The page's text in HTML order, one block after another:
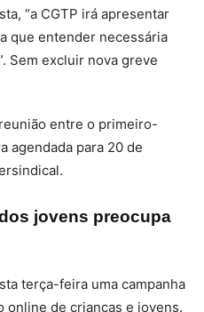
“a CGTP irá apresentar
que entender necessária
Sem excluir nova greve
entre o primeiro-
agendada para 20 de
jovens preocupa
terça-feira uma campanha
online de crianças e jovens.